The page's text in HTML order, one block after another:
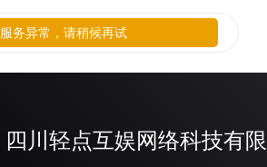
四川轻点互娱网络科技有
服务异常，请稍候再试